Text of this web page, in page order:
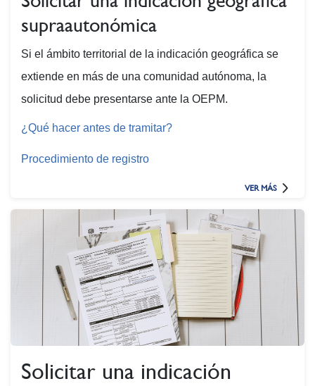
supraautonómica
Si el ámbito territorial de la indicación geográfica se
extiende en más de una comunidad autónoma, la
solicitud debe presentarse ante la OEPM.
¿Qué hacer antes de tramitar?
Procedimiento de registro
VER MÁS
Solicitar una indicación